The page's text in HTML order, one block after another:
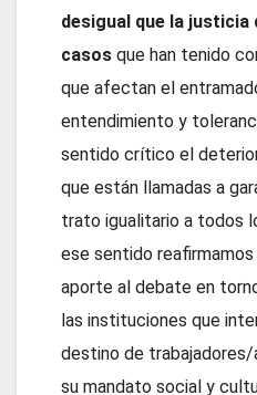
desigual que la
casos que han tenido
que afectan el
entendimiento y
sentido crítico el
que están llamadas a
trato igualitario a todos
ese sentido
aporte al debate en
las instituciones que
destino de trabajadores/
su mandato social y